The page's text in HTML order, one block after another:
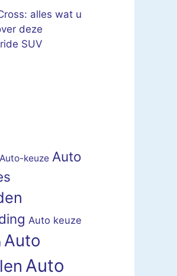
alles wat u
deze
SUV
Auto-keuze Auto
Auto keuze
Auto
Auto